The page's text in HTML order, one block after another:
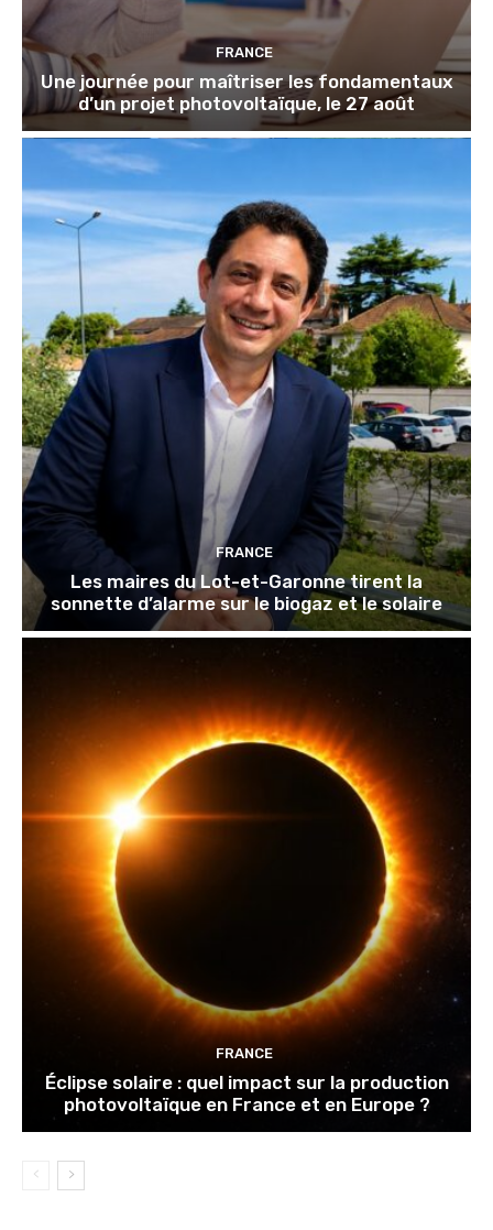
FRANCE
Une journée pour maîtriser les fondamentaux
d’un projet photovoltaïque, le 27 août
FRANCE
Les maires du Lot-et-Garonne tirent la
sonnette d’alarme sur le biogaz et le solaire
FRANCE
Éclipse solaire : quel impact sur la production
photovoltaïque en France et en Europe ?